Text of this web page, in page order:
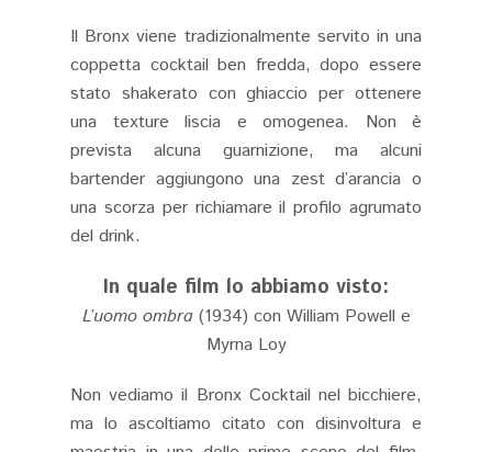
Il Bronx viene tradizionalmente servito in una
coppetta cocktail ben fredda, dopo essere
stato shakerato con ghiaccio per ottenere
una texture liscia e omogenea. Non è
prevista alcuna guarnizione, ma alcuni
bartender aggiungono una zest d’arancia o
una scorza per richiamare il profilo agrumato
del drink.
In quale film lo abbiamo visto:
L’uomo ombra (1934) con William Powell e
Myrna Loy
Non vediamo il Bronx Cocktail nel bicchiere,
ma lo ascoltiamo citato con disinvoltura e